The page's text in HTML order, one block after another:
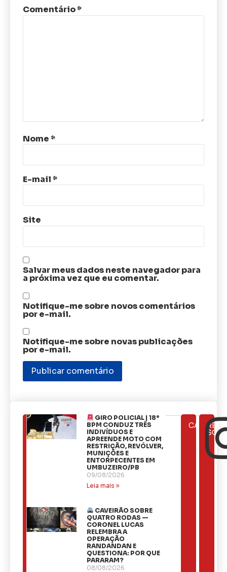
Comentário*
Nome*
E-mail*
Site
Salvar meus dados neste navegador para
a próxima vez que eu comentar.
Notifique-me sobre novos comentários
por e-mail.
Notifique-me sobre novas publicações
por e-mail.
ÚLTIMAS
NOTÍCIAS
GIRO POLICIAL | 18º
BPM CONDUZ TRÊS
INDIVÍDUOS E
APREENDE MOTO COM
RESTRIÇÃO, REVÓLVER,
MUNIÇÕES E
ENTORPECENTES EM
UMBUZEIRO/PB
09/08/2026
Leia mais »
CAVEIRÃO SOBRE
QUATRO RODAS —
CORONEL LUCAS
RELEMBRA A
OPERAÇÃO
RANDANDAN E
QUESTIONA: POR QUE
PARARAM?
08/08/2026